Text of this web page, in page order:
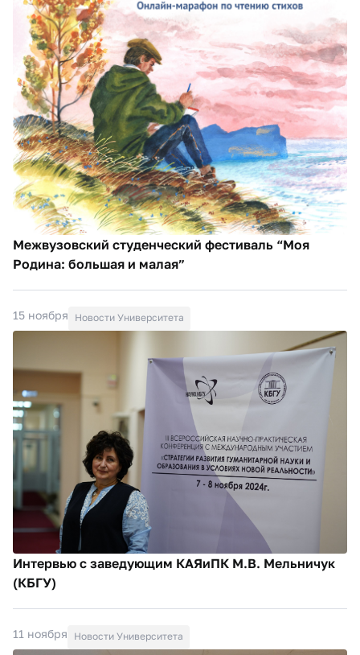
Межвузовский студенческий фестиваль “Моя
Родина: большая и малая”
15 ноября Новости Университета
Интервью с заведующим КАЯиПК М.В. Мельничук
(КБГУ)
11 ноября Новости Университета